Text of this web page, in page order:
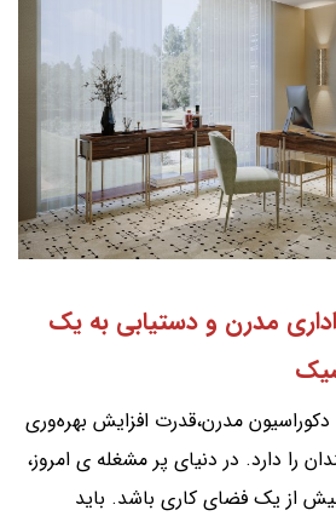
مدرن و دستیابی به یک
مدرن،قدرت افزایش بهره‌وری
را دارد. در دنیای پر مشغله ی امروز،
از یک فضای کاری باشد. باید